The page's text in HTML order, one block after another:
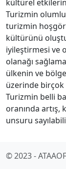
kültürel
Turizmin
turizmin
kültürünü
iyileştirmesi ve
olanağı
ülkenin ve
üzerinde birçok
Turizmin belli
oranında
unsuru
© 2023 -